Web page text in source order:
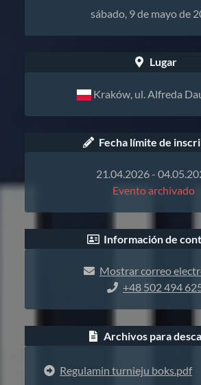
sábado, 9 de mayo de
Lugar
Kraków, ul. Alfreda
Fecha límite de
21.04.2026 -
Evento archivado
Información de
Mostrar correo
+48 502 494
Archivos para
Regulamin turnieju boks.pdf